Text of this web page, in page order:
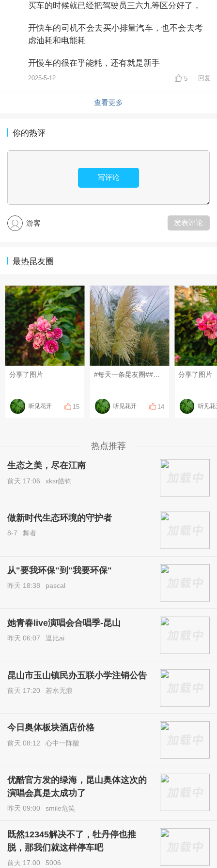
买车的时候就已经把驾驶员三六九等区分好了，
开快车的司机不会去买小排量汽车，也不会去考
虑油耗和电能耗
开慢车的很在乎能耗，还有就是新手
2025-5-12 5 回复
查看更多
你的热评
写评论
游客 发表评论
最热昆友圈
分享了图片
听见花开 15
#每天一条昆友圈##我的碎碎念##昆山有哪些美景？##三餐四季 温柔有趣#
听见花开 14
分享了图片
听见花
热点推荐
生态之美，尽在江南
前天 17:06 xksr皓钧
做新时代生态环境的守护者
8-7 舞者
从"要我环保"到"我要环保"
昨天 18:38 pascal
她青春live演唱会合唱季-昆山
昨天 06:07 逗比ai
昆山市玉山镇民办五联小学注销公告
前天 17:20 若水无痕
今日奥体板块酒店价格
前天 08:12 心中一阵酸
优酷官方发的绿海，昆山奥体这次的
演唱会真是太成功了
昨天 09:00 smile危笑
既然12345解决不了，牡丹停也推
脱，那我们就这样停车吧
前天 17:00 5006